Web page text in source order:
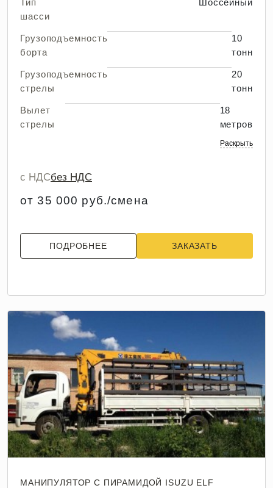
Тип
шасси
Шоссейный
Грузоподъемность
борта
10
тонн
Грузоподъемность
стрелы
20
тонн
Вылет
стрелы
18
метров
Раскрыть
с НДСбез НДС
от 35 000 руб./смена
ПОДРОБНЕЕ ЗАКАЗАТЬ
МАНИПУЛЯТОР С ПИРАМИДОЙ ISUZU ELF